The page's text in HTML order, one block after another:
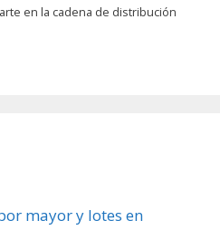
en la cadena de distribución